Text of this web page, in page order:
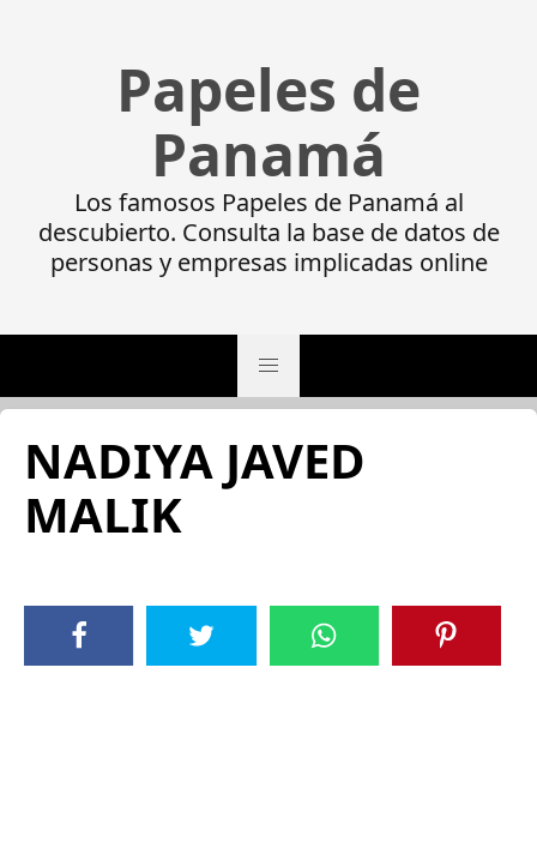
Papeles de
Panamá
Los famosos Papeles de Panamá al
descubierto. Consulta la base de datos de
personas y empresas implicadas online
NADIYA JAVED
MALIK